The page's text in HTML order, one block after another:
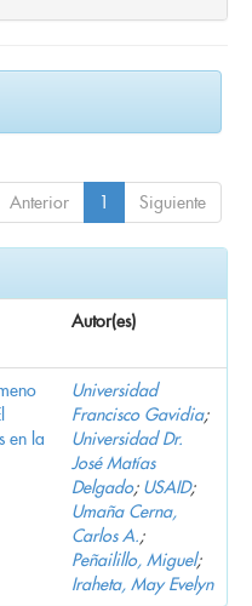
Anterior 1 Siguiente
Autor(es)
en la
Universidad
Francisco Gavidia;
Universidad Dr.
José Matías
Delgado; USAID;
Umaña Cerna,
Carlos A.;
Peñailillo, Miguel;
Iraheta, May Evelyn